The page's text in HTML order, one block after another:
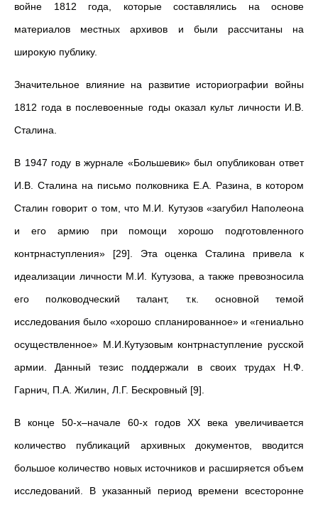
войне 1812 года, которые составлялись на основе
материалов местных архивов и были рассчитаны на
широкую публику.
Значительное влияние на развитие историографии войны
1812 года в послевоенные годы оказал культ личности И.В.
Сталина.
В 1947 году в журнале «Большевик» был опубликован ответ
И.В. Сталина на письмо полковника Е.А. Разина, в котором
Сталин говорит о том, что М.И. Кутузов «загубил Наполеона
и его армию при помощи хорошо подготовленного
контрнаступления» [29]. Эта оценка Сталина привела к
идеализации личности М.И. Кутузова, а также превозносила
его полководческий талант, т.к. основной темой
исследования было «хорошо спланированное» и «гениально
осуществленное» М.И.Кутузовым контрнаступление русской
армии. Данный тезис поддержали в своих трудах Н.Ф.
Гарнич, П.А. Жилин, Л.Г. Бескровный [9].
В конце 50-х–начале 60-х годов XX века увеличивается
количество публикаций архивных документов, вводится
большое количество новых источников и расширяется объем
исследований. В указанный период времени всесторонне